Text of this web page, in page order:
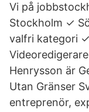
Vi på
Stockholm ✓
valfri kategori
Henrysson är
Utan Gränser
entreprenör,